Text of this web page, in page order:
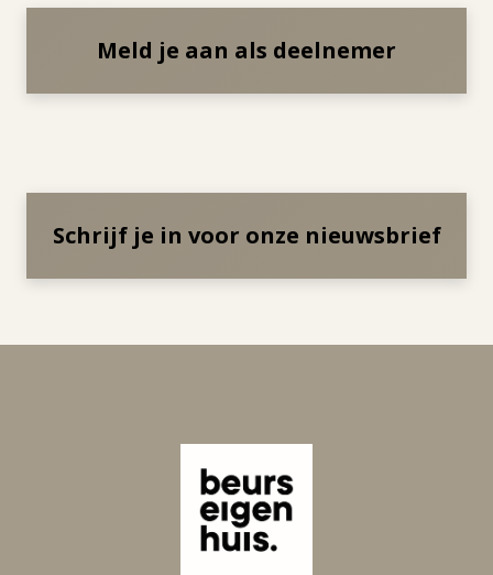
Meld je aan als deelnemer
Schrijf je in voor onze nieuwsbrief